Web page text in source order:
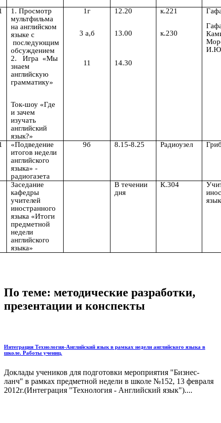
1. Просмотр
мультфильма
на английском
языке с
последующим
обсуждением
2. Игра «Мы
знаем
английскую
грамматику»
Ток-шоу «Где
и зачем
изучать
английский
язык?»
1г
3 а,б
11
12.20
13.00
14.30
к.221
к.230
«Подведение
итогов недели
английского
языка» -
радиогазета
9б 8.15-8.25 Радиоузел
Заседание
кафедры
учителей
иностранного
языка «Итоги
предметной
недели
английского
языка»
В течении
дня
К.304
По теме: методические разработки,
презентации и конспекты
Интеграция Технология-Английский язык в рамках недели английского языка в
школе. Работы учениц.
Доклады учеников для подготовки мероприятия "Бизнес-
ланч" в рамках предметной недели в школе №152, 13 февраля
2012г.(Интеграция "Технология - Английский язык")....